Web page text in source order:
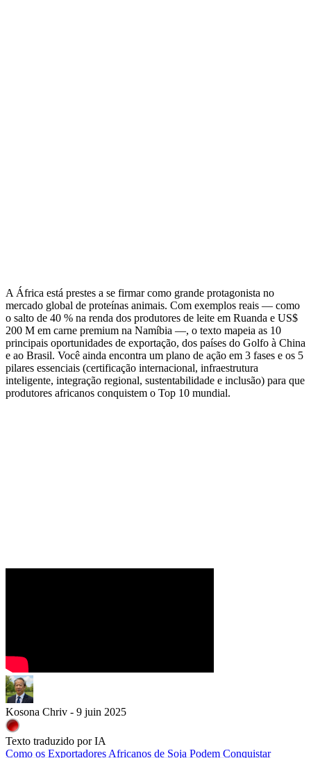
A África está prestes a se firmar como grande protagonista no
mercado global de proteínas animais. Com exemplos reais — como
o salto de 40 % na renda dos produtores de leite em Ruanda e US$
200 M em carne premium na Namíbia —, o texto mapeia as 10
principais oportunidades de exportação, dos países do Golfo à China
e ao Brasil. Você ainda encontra um plano de ação em 3 fases e os 5
pilares essenciais (certificação internacional, infraestrutura
inteligente, integração regional, sustentabilidade e inclusão) para que
produtores africanos conquistem o Top 10 mundial.
Kosona Chriv - 9 juin 2025
Texto traduzido por IA
Como os Exportadores Africanos de Soja Podem Conquistar